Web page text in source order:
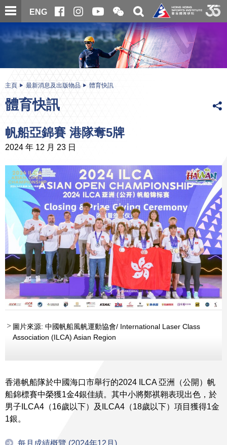
跳
至
內
ENG
開
合
微
信
二
維
碼
關
搜
尋
内
主頁 最新消息及出版物品 體育快訊
體育快訊
帆船亞錦賽 港隊奪5牌
2024 年 12 月 23 日
圖片來源: 中國帆船風帆運動協會/ International Laser Class
Association (ILCA) Asian Region
香港帆船隊於中國海口市舉行的2024 ILCA 亞洲（公開）帆
船錦標賽中榮獲1金4銀佳績。其中小將鄭祺翱表現出色，於
男子ILCA4（16歲以下）及ILCA4（18歲以下）項目獲得1金
1銀。
每月成績概覽 (2024年12月)